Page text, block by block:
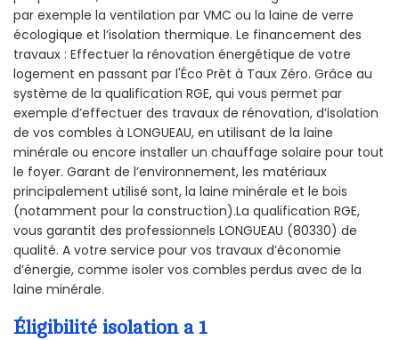
par exemple la ventilation par VMC ou la laine de verre
écologique et l’isolation thermique. Le financement des
travaux : Effectuer la rénovation énergétique de votre
logement en passant par l'Éco Prêt à Taux Zéro. Grâce au
système de la qualification RGE, qui vous permet par
exemple d’effectuer des travaux de rénovation, d’isolation
de vos combles à LONGUEAU, en utilisant de la laine
minérale ou encore installer un chauffage solaire pour tout
le foyer. Garant de l’environnement, les matériaux
principalement utilisé sont, la laine minérale et le bois
(notamment pour la construction).La qualification RGE,
vous garantit des professionnels LONGUEAU (80330) de
qualité. A votre service pour vos travaux d’économie
d’énergie, comme isoler vos combles perdus avec de la
laine minérale.
Éligibilité isolation a 1